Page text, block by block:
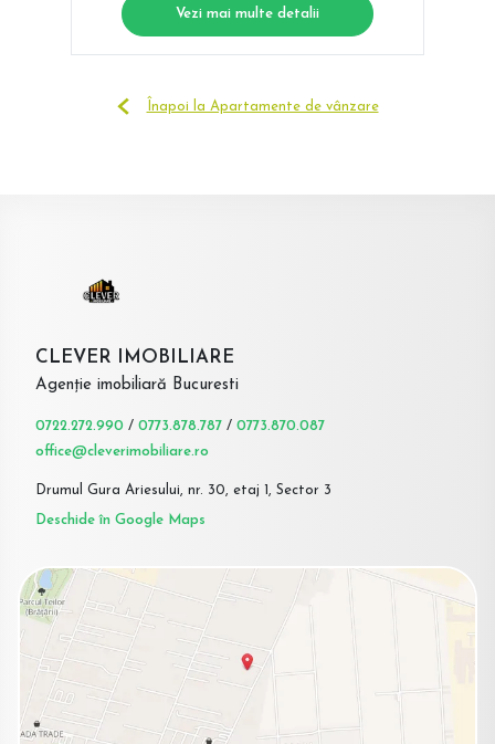
Vezi mai multe detalii
Înapoi la Apartamente de vânzare
CLEVER IMOBILIARE
Agenție imobiliară Bucuresti
0722.272.990 / 0773.878.787 / 0773.870.087
office@cleverimobiliare.ro
Drumul Gura Ariesului, nr. 30, etaj 1, Sector 3
Deschide în Google Maps